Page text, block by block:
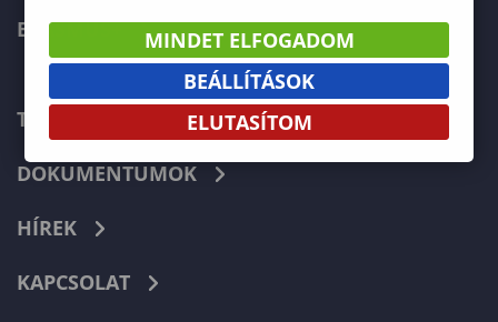
ERASMUS+
TELEFONKÖNYV
DOKUMENTUMOK
HÍREK
KAPCSOLAT
MINDET ELFOGADOM
BEÁLLÍTÁSOK
ELUTASÍTOM